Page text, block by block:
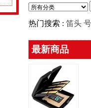
热门搜索 : 笛头
最新商品